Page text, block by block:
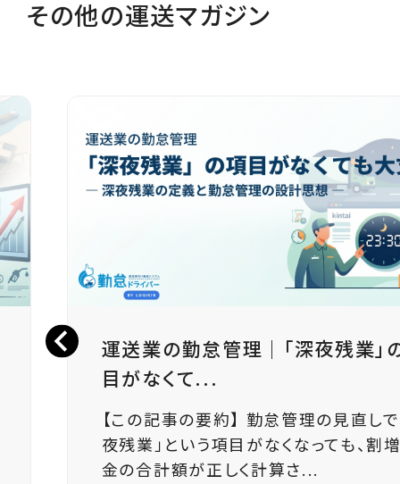
その他の運送マガジン
の項
【2026年4月】運送業の労
見られる重点...
実運送事業者への労働基準監
始まります。 ２０２４年問題に
事業者への労働基準監督署の